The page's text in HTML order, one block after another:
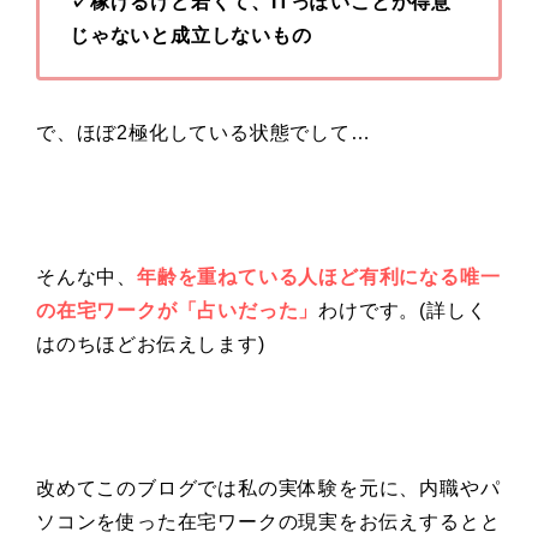
じゃないと成立しないもの
で、ほぼ2極化している状態でして…
そんな中、 年齢を重ねている人ほど有利になる唯一
の在宅ワークが「占いだった」 わけです。(詳しく
はのちほどお伝えします)
改めてこのブログでは私の実体験を元に、内職やパ
ソコンを使った在宅ワークの現実をお伝えするとと